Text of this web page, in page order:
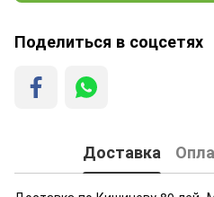
Поделиться в соцсетях
Доставка